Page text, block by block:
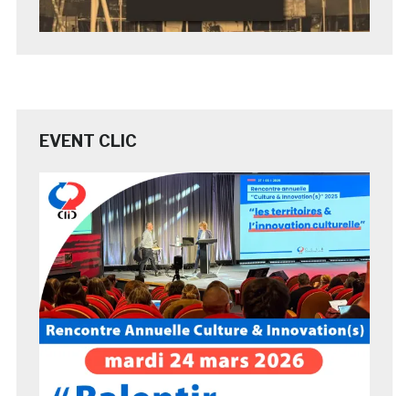
EVENT CLIC